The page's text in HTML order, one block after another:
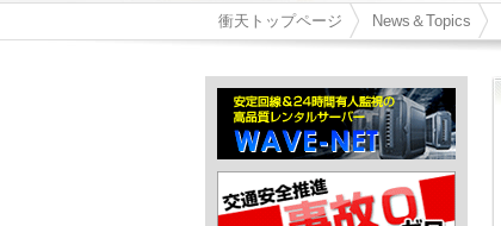
衝天トップページ News＆Topics